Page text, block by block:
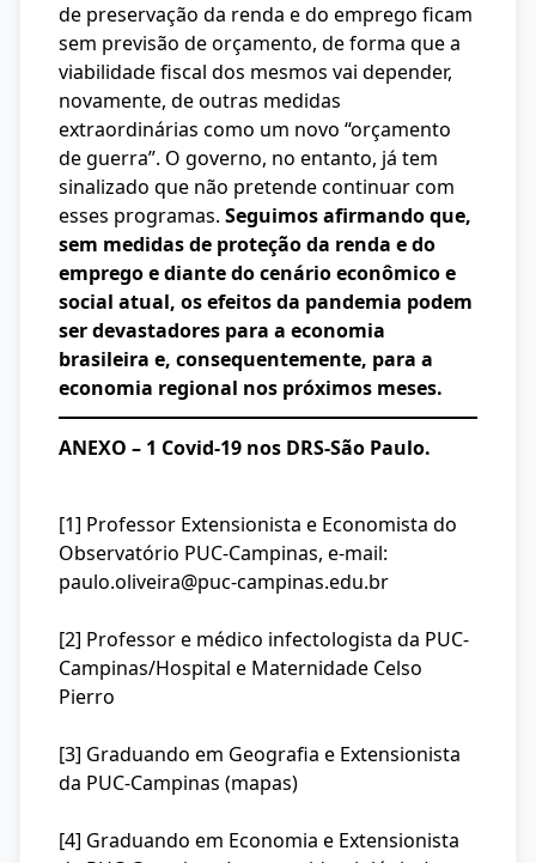
de preservação da renda e do emprego ficam
sem previsão de orçamento, de forma que a
viabilidade fiscal dos mesmos vai depender,
novamente, de outras medidas
extraordinárias como um novo “orçamento
de guerra”. O governo, no entanto, já tem
sinalizado que não pretende continuar com
esses programas. Seguimos afirmando que,
sem medidas de proteção da renda e do
emprego e diante do cenário econômico e
social atual, os efeitos da pandemia podem
ser devastadores para a economia
brasileira e, consequentemente, para a
economia regional nos próximos meses.
ANEXO – 1 Covid-19 nos DRS-São Paulo.
[1] Professor Extensionista e Economista do
Observatório PUC-Campinas, e-mail:
paulo.oliveira@puc-campinas.edu.br
[2] Professor e médico infectologista da PUC-
Campinas/Hospital e Maternidade Celso
Pierro
[3] Graduando em Geografia e Extensionista
da PUC-Campinas (mapas)
[4] Graduando em Economia e Extensionista